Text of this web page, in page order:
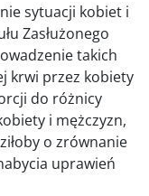
sytuacji kobiet i
Zasłużonego
takich
krwi przez kobiety
do różnicy
i mężczyzn,
o zrównanie
uprawień